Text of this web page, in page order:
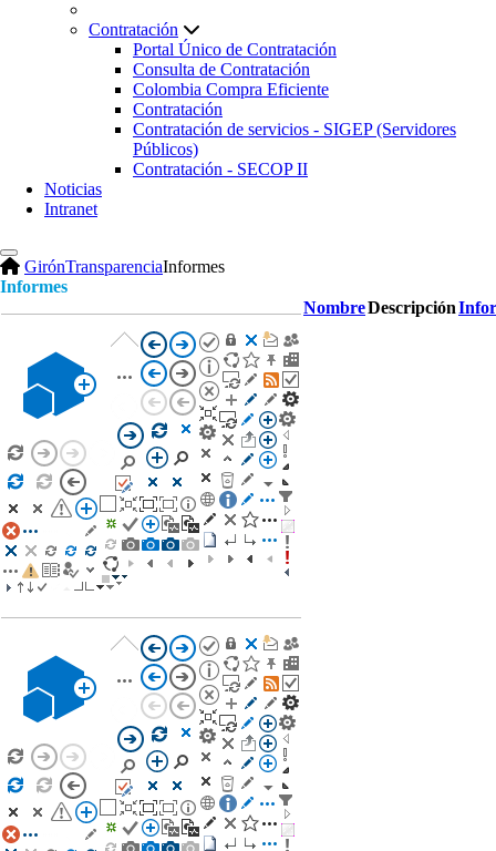
Contratación
Portal Único de Contratación
Consulta de Contratación
Colombia Compra Eficiente
Contratación
Contratación de servicios - SIGEP (Servidores
Públicos)
Contratación - SECOP II
Noticias
Intranet
GirónTransparenciaInformes
Informes
NombreDescripción